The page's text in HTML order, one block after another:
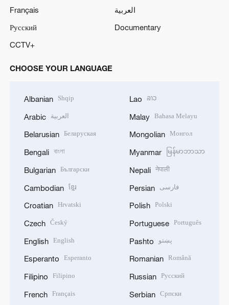
Français
العربية
Русский
Documentary
CCTV+
CHOOSE YOUR LANGUAGE
Albanian Shqip
Arabic العربية
Belarusian Беларуская
Bengali বাংলা
Bulgarian Български
Cambodian ខ្មែរ
Croatian Hrvatski
Czech Český
English English
Esperanto Esperanto
Filipino Filipino
French Français
Lao ລາວ
Malay Bahasa Melayu
Mongolian Монгол
Myanmar မြန်မာဘာသာ
Nepali नेपाली
Persian فارسی
Polish Polski
Portuguese Português
Pashto پښتو
Romanian Română
Russian Русский
Serbian Српски